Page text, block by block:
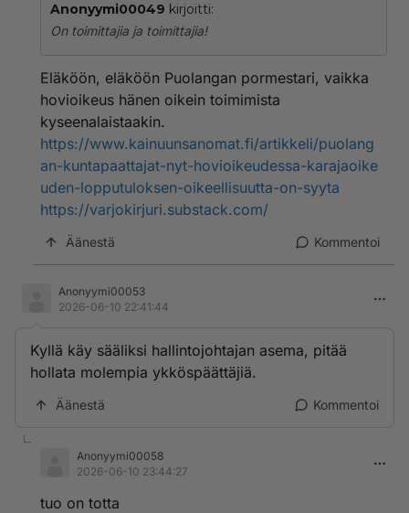
Anonyymi00049 kirjoitti:
On toimittajia ja toimittajia!
Eläköön, eläköön Puolangan pormestari, vaikka
hovioikeus hänen oikein toimimista
kyseenalaistaakin.
https://www.kainuunsanomat.fi/artikkeli/puolang
an-kuntapaattajat-nyt-hovioikeudessa-karajaoike
uden-lopputuloksen-oikeellisuutta-on-syyta
https://varjokirjuri.substack.com/
Äänestä Kommentoi
Anonyymi00053
2026-06-10 22:41:44
Kyllä käy sääliksi hallintojohtajan asema, pitää
hollata molempia ykköspäättäjiä.
Äänestä Kommentoi
Anonyymi00058
2026-06-10 23:44:27
tuo on totta